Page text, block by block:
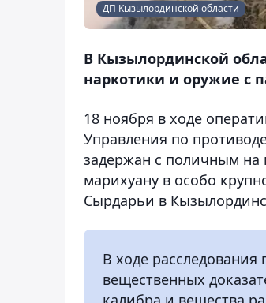
ДП Кызылординской области
В Кызылординской
наркотики и оружие с
18 ноября в ходе
Управления по
задержан с поличным на
марихуану в особо
Сырдарьи в
В ходе расследования
вещественных